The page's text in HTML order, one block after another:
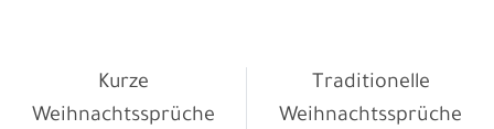
Kurze
Weihnachtssprüche
Traditionelle
Weihnachtssprüche